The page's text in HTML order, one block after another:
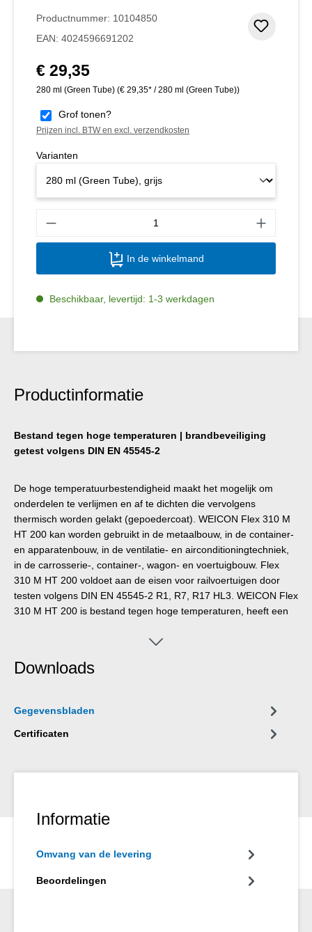
Productnummer: 10104850
EAN: 4024596691202
Normale prijs:
€ 29,35
280 ml (Green Tube) (€ 29,35* / 280 ml (Green Tube))
Grof tonen?
Prijzen incl. BTW en excl. verzendkosten
Varianten
In de winkelmand
Beschikbaar, levertijd: 1-3 werkdagen
Productinformatie
Bestand tegen hoge temperaturen | brandbeveiliging
getest volgens DIN EN 45545-2
De hoge temperatuurbestendigheid maakt het mogelijk om
onderdelen te verlijmen en af te dichten die vervolgens
thermisch worden gelakt (gepoedercoat). WEICON Flex 310 M
HT 200 kan worden gebruikt in de metaalbouw, in de container-
en apparatenbouw, in de ventilatie- en airconditioningtechniek,
in de carrosserie-, container-, wagon- en voertuigbouw. Flex
310 M HT 200 voldoet aan de eisen voor railvoertuigen door
testen volgens DIN EN 45545-2 R1, R7, R17 HL3. WEICON Flex
310 M HT 200 is bestand tegen hoge temperaturen, heeft een
isocyanaat-, halogeen- en oplosmiddelvrij.
Downloads
Gegevensbladen
Certificaten
Informatie
Omvang van de levering
Beoordelingen